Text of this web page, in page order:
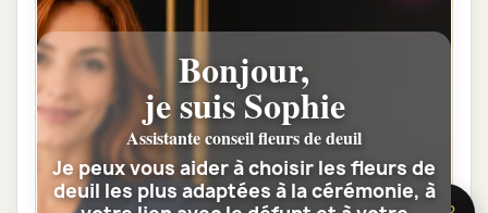
Les fleurs peuvent-elles être livrées
au domicile de la famille ?
Oui. Une composition de condoléances
peut être livrée au domicile avant ou après
la cérémonie. Vérifiez simplement que
quelqu’un pourra réceptionner les fleurs.
Bonjour,
je suis Sophie
Assistante conseil fleurs de deuil
Je peux vous aider à choisir les fleurs de
deuil les plus adaptées à la cérémonie, à